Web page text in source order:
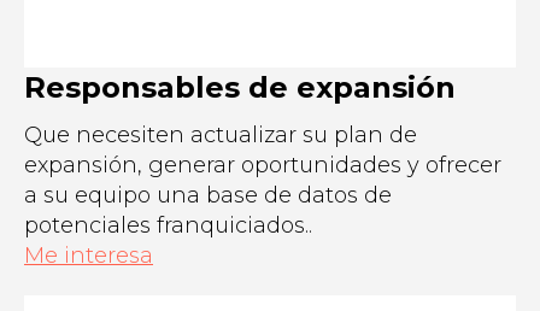
Responsables de expansión
Que necesiten actualizar su plan de
expansión, generar oportunidades y ofrecer
a su equipo una base de datos de
potenciales franquiciados..
Me interesa